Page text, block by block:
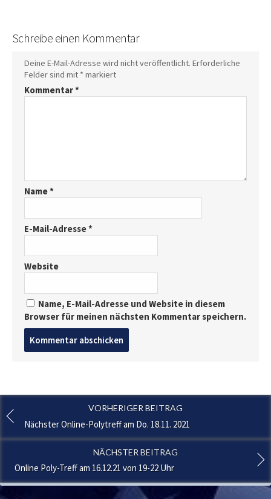
Schreibe einen Kommentar
Deine E-Mail-Adresse wird nicht veröffentlicht. Erforderliche
Felder sind mit * markiert
Kommentar*
Name*
E-Mail-Adresse*
Website
Name, E-Mail-Adresse und Website in diesem
Browser für meinen nächsten Kommentar speichern.
VORHERIGER BEITRAG
Nächster Online-Polytreff am Do. 18.11. 2021
NÄCHSTER BEITRAG
Online Poly-Treff am 16.12.21 von 19-22 Uhr